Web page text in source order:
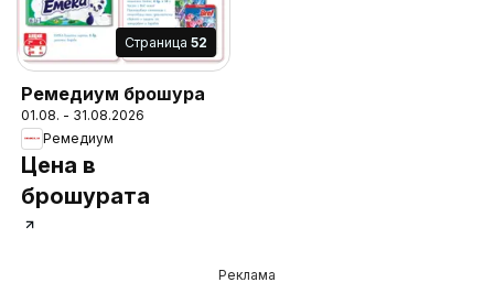
Cтраница 52
Ремедиум брошура
01.08. - 31.08.2026
Ремедиум
Цена в
брошурата
Реклама